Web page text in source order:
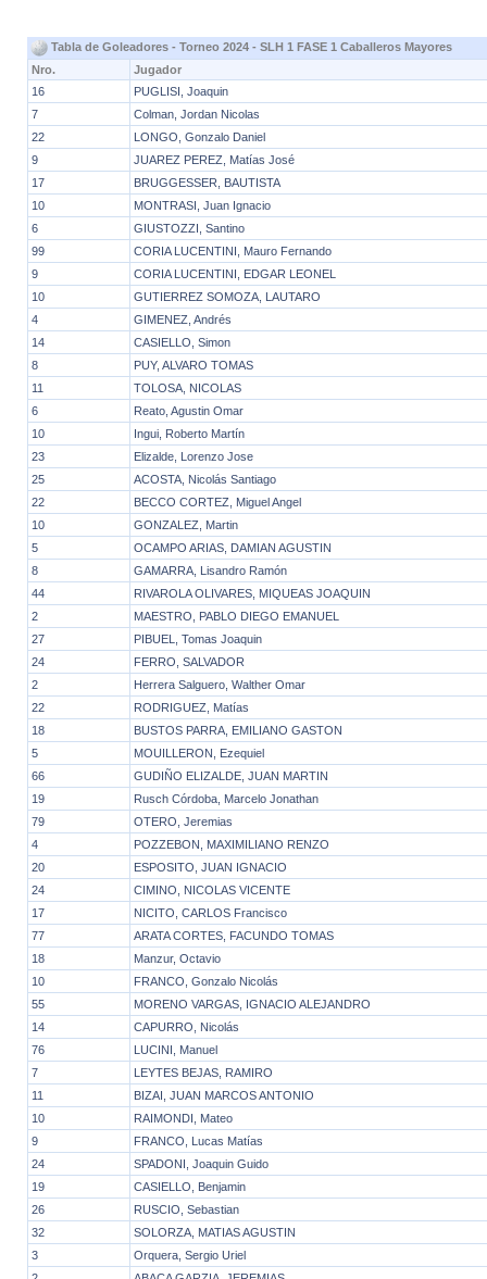
Tabla de Goleadores - Torneo 2024 - SLH 1 FASE 1 Caballeros Mayores
Nro.
Jugador
16
PUGLISI, Joaquin
7
Colman, Jordan Nicolas
22
LONGO, Gonzalo Daniel
9
JUAREZ PEREZ, Matías José
17
BRUGGESSER, BAUTISTA
10
MONTRASI, Juan Ignacio
6
GIUSTOZZI, Santino
99
CORIA LUCENTINI, Mauro Fernando
9
CORIA LUCENTINI, EDGAR LEONEL
10
GUTIERREZ SOMOZA, LAUTARO
4
GIMENEZ, Andrés
14
CASIELLO, Simon
8
PUY, ALVARO TOMAS
11
TOLOSA, NICOLAS
6
Reato, Agustin Omar
10
Ingui, Roberto Martín
23
Elizalde, Lorenzo Jose
25
ACOSTA, Nicolás Santiago
22
BECCO CORTEZ, Miguel Angel
10
GONZALEZ, Martin
5
OCAMPO ARIAS, DAMIAN AGUSTIN
8
GAMARRA, Lisandro Ramón
44
RIVAROLA OLIVARES, MIQUEAS JOAQUIN
2
MAESTRO, PABLO DIEGO EMANUEL
27
PIBUEL, Tomas Joaquin
24
FERRO, SALVADOR
2
Herrera Salguero, Walther Omar
22
RODRIGUEZ, Matías
18
BUSTOS PARRA, EMILIANO GASTON
5
MOUILLERON, Ezequiel
66
GUDIÑO ELIZALDE, JUAN MARTIN
19
Rusch Córdoba, Marcelo Jonathan
79
OTERO, Jeremias
4
POZZEBON, MAXIMILIANO RENZO
20
ESPOSITO, JUAN IGNACIO
24
CIMINO, NICOLAS VICENTE
17
NICITO, CARLOS Francisco
77
ARATA CORTES, FACUNDO TOMAS
18
Manzur, Octavio
10
FRANCO, Gonzalo Nicolás
55
MORENO VARGAS, IGNACIO ALEJANDRO
14
CAPURRO, Nicolás
76
LUCINI, Manuel
7
LEYTES BEJAS, RAMIRO
11
BIZAI, JUAN MARCOS ANTONIO
10
RAIMONDI, Mateo
9
FRANCO, Lucas Matías
24
SPADONI, Joaquin Guido
19
CASIELLO, Benjamin
26
RUSCIO, Sebastian
32
SOLORZA, MATIAS AGUSTIN
3
Orquera, Sergio Uriel